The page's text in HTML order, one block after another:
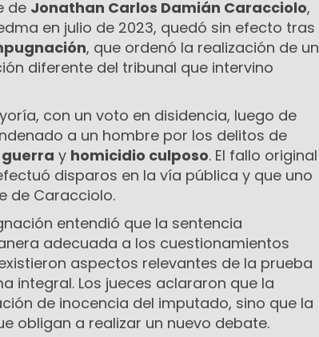
de Jonathan Carlos Damián Caracciolo,
en julio de 2023, quedó sin efecto tras
, que ordenó la realización de un
diferente del tribunal que intervino
con un voto en disidencia, luego de
a un hombre por los delitos de
y homicidio culposo. El fallo original
disparos en la vía pública y que uno
de Caracciolo.
entendió que la sentencia
adecuada a los cuestionamientos
aspectos relevantes de la prueba
integral. Los jueces aclararon que la
de inocencia del imputado, sino que la
obligan a realizar un nuevo debate.